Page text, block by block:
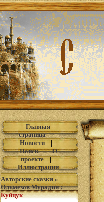
Главная
страница|
Новости|
Поиск|О
проекте|
Иллюстрации
Авторские сказки »
Ольмезов Мурадин:
Куйцук